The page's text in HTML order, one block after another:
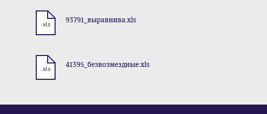
.xls 93791_выравнива.xls
.xls 41395_безвозмездные.xls